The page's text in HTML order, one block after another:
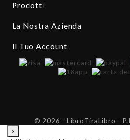
Prodotti
La Nostra Azienda
Il Tuo Account
© 2026 - LibroTiraLibro -
×